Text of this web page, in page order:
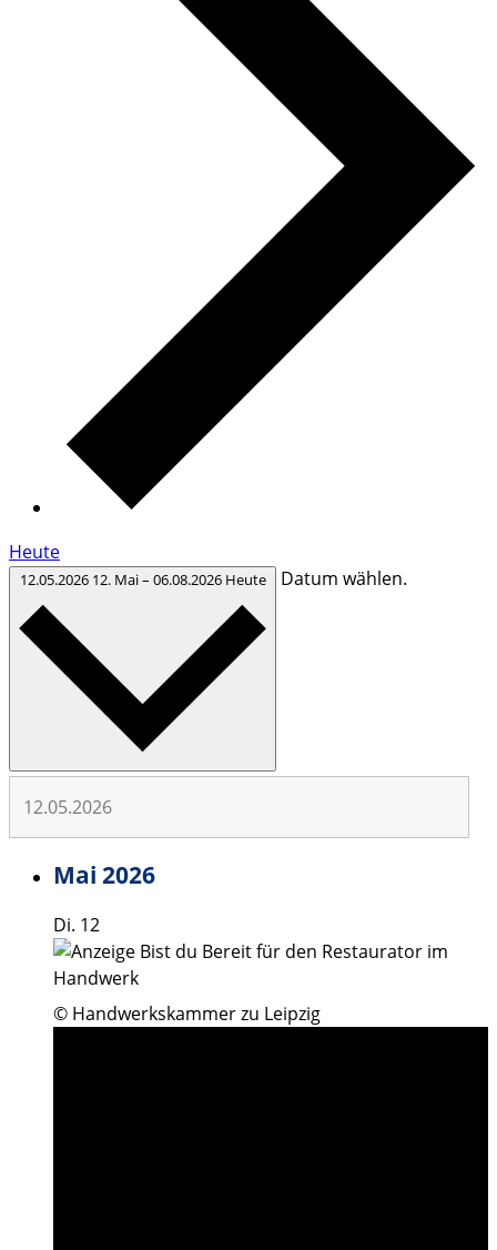
Heute
12.05.2026 12. Mai– 06.08.2026 Heute Datum wählen.
Mai 2026
Di. 12
© Handwerkskammer zu Leipzig